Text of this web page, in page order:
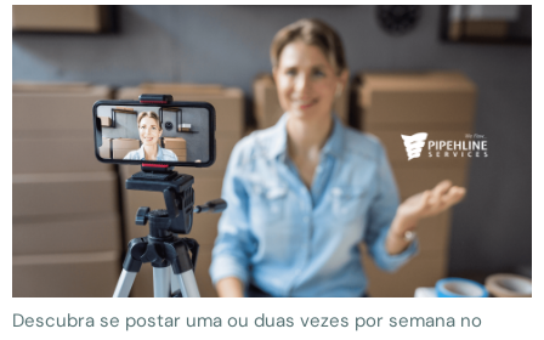
Descubra se postar uma ou duas vezes por semana no